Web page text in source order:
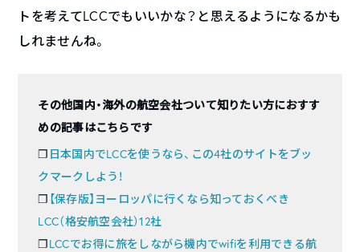
トを考えてLCCでもいいかな？と思えるようになるかも
しれませんね。
その他国内・海外の航空会社ついて知りたい方におすす
めの記事はこちらです
❐ 日本国内でLCCを使うなら、この4社のサイトをブッ
クマークしよう！
❐ 【保存版】ヨーロッパに行くなら知っておくべき
LCC（格安航空会社）12社
❐LCCでお得に旅をしながら機内でwifiを利用できる航